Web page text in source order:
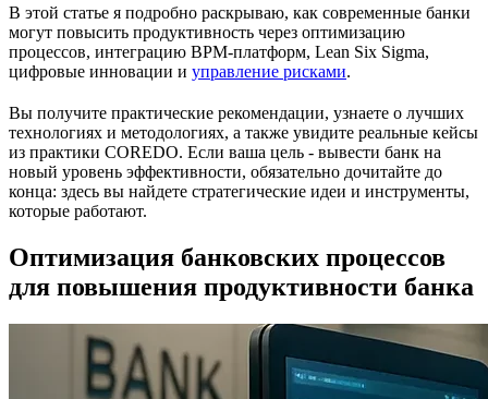
В этой статье я подробно раскрываю, как современные банки
могут повысить продуктивность через оптимизацию
процессов, интеграцию BPM-платформ, Lean Six Sigma,
цифровые инновации и управление рисками.
Вы получите практические рекомендации, узнаете о лучших
технологиях и методологиях, а также увидите реальные кейсы
из практики COREDO. Если ваша цель - вывести банк на
новый уровень эффективности, обязательно дочитайте до
конца: здесь вы найдете стратегические идеи и инструменты,
которые работают.
Оптимизация банковских процессов
для повышения продуктивности банка